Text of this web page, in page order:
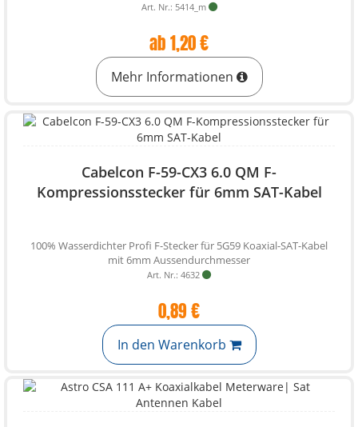
Art. Nr.: 5414_m
ab 1,20 €
Mehr Informationen
Cabelcon F-59-CX3 6.0 QM F-
Kompressionsstecker für 6mm SAT-Kabel
100% Wasserdichter Profi F-Stecker für 5G59 Koaxial-SAT-Kabel
mit 6mm Aussendurchmesser
Art. Nr.: 4632
0,89 €
In den Warenkorb